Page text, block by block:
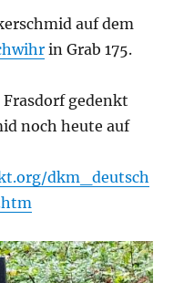
auf dem
in Grab 175.
gedenkt
noch heute auf
dkm_deutsch